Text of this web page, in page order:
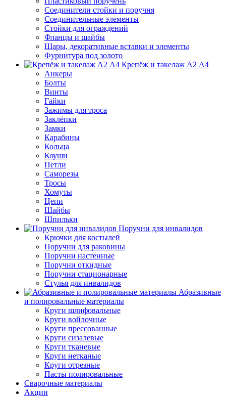
Соединители стойки и поручня
Соединительные элементы
Стойки для ограждений
Фланцы и шайбы
Шары, декоративные вставки и элементы
Фурнитура под золото
Крепёж и такелаж А2 А4
Анкеры
Болты
Винты
Гайки
Зажимы для троса
Заклёпки
Замки
Карабины
Кольца
Коуши
Петли
Саморезы
Тросы
Хомуты
Цепи
Шайбы
Шпильки
Поручни для инвалидов
Крючки для костылей
Поручни для раковины
Поручни настенные
Поручни откидные
Поручни стационарные
Стулья для инвалидов
Абразивные
и полировальные материалы
Круги шлифовальные
Круги войлочные
Круги прессованные
Круги сизалевые
Круги тканевые
Круги нетканые
Круги отрезные
Пасты полировальные
Сварочные материалы
Акции